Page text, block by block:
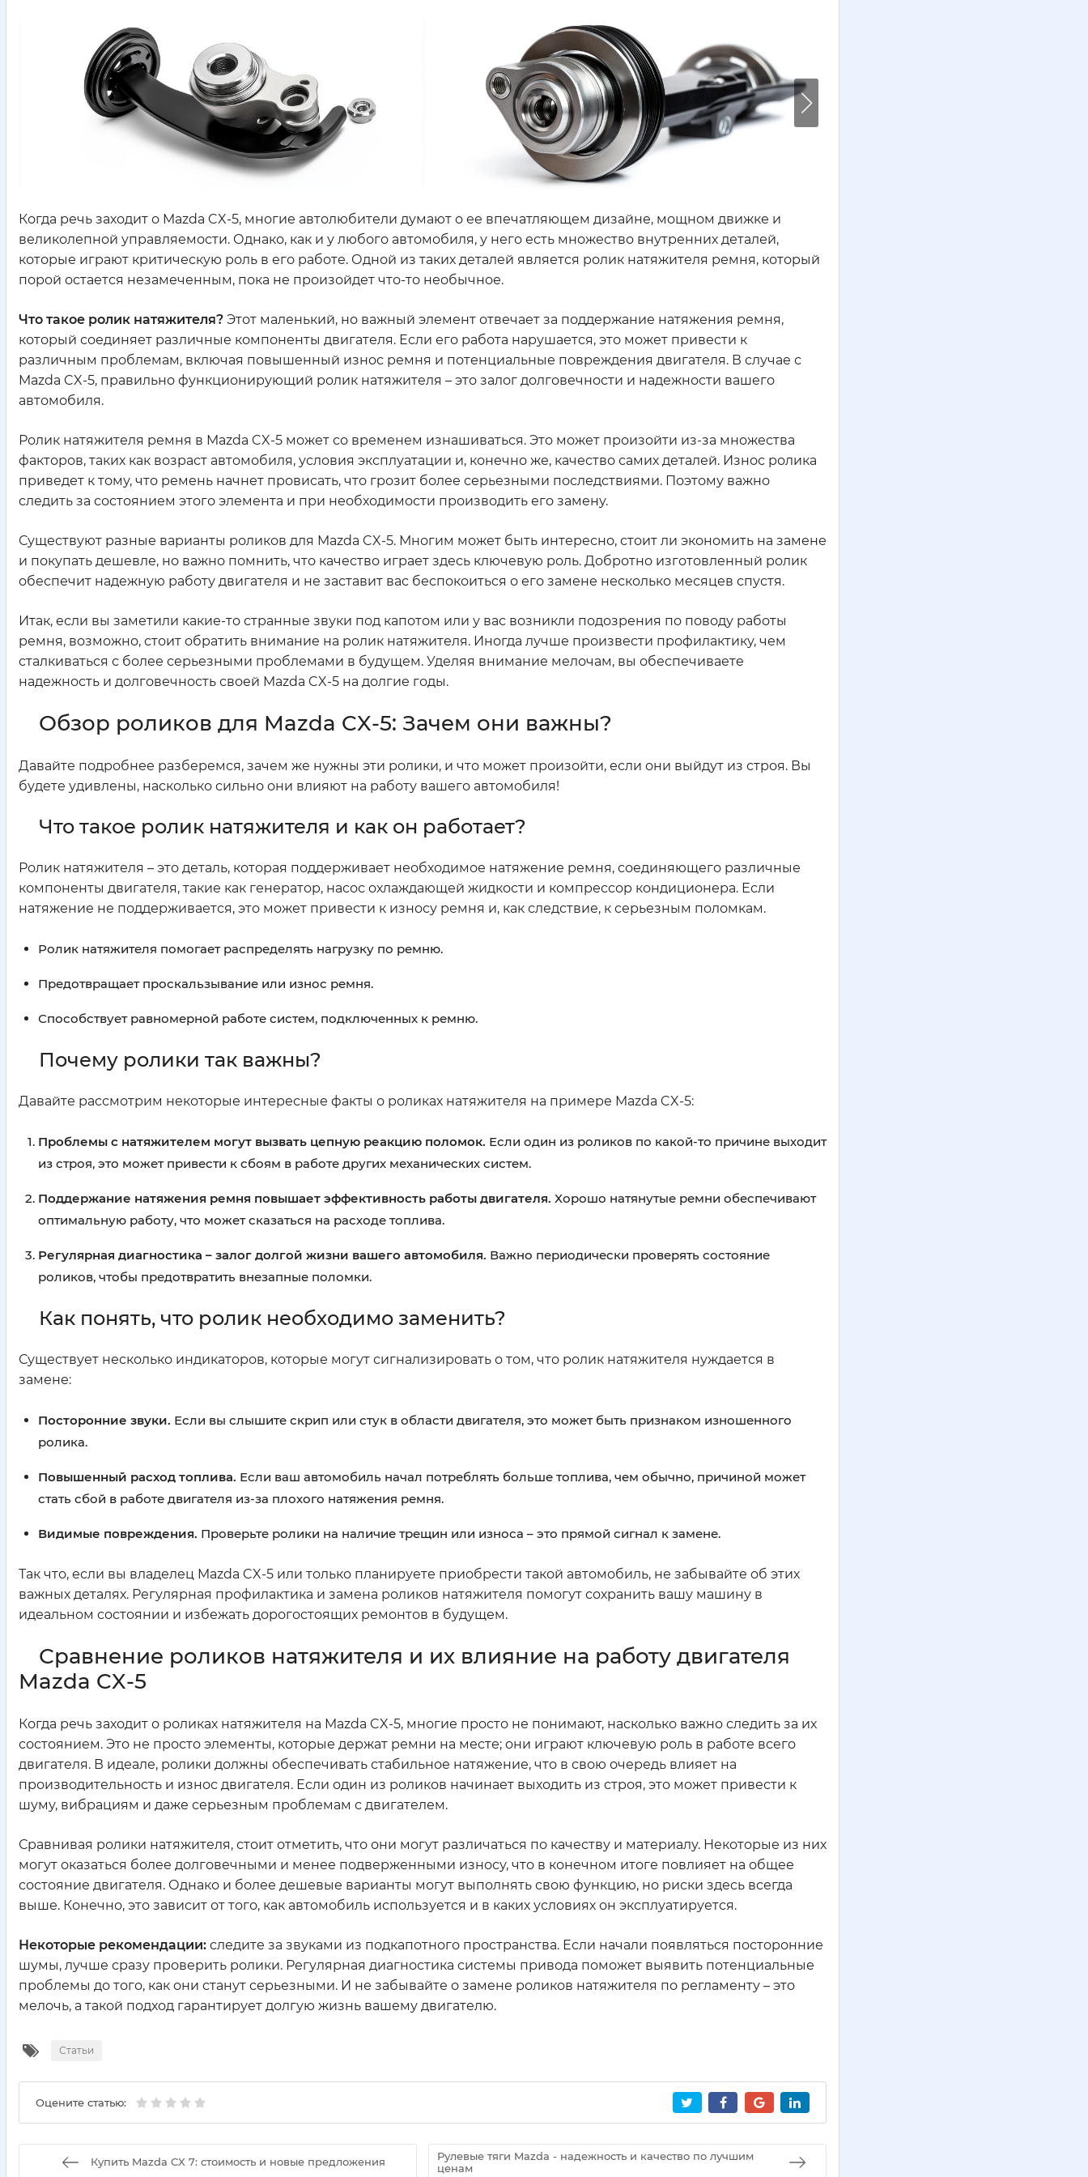
Когда речь заходит о Mazda CX-5, многие автолюбители думают о ее впечатляющем дизайне, мощном движке и
великолепной управляемости. Однако, как и у любого автомобиля, у него есть множество внутренних деталей,
которые играют критическую роль в его работе. Одной из таких деталей является ролик натяжителя ремня, который
порой остается незамеченным, пока не произойдет что-то необычное.
Что такое ролик натяжителя? Этот маленький, но важный элемент отвечает за поддержание натяжения ремня,
который соединяет различные компоненты двигателя. Если его работа нарушается, это может привести к
различным проблемам, включая повышенный износ ремня и потенциальные повреждения двигателя. В случае с
Mazda CX-5, правильно функционирующий ролик натяжителя – это залог долговечности и надежности вашего
автомобиля.
Ролик натяжителя ремня в Mazda CX-5 может со временем изнашиваться. Это может произойти из-за множества
факторов, таких как возраст автомобиля, условия эксплуатации и, конечно же, качество самих деталей. Износ ролика
приведет к тому, что ремень начнет провисать, что грозит более серьезными последствиями. Поэтому важно
следить за состоянием этого элемента и при необходимости производить его замену.
Существуют разные варианты роликов для Mazda CX-5. Многим может быть интересно, стоит ли экономить на замене
и покупать дешевле, но важно помнить, что качество играет здесь ключевую роль. Добротно изготовленный ролик
обеспечит надежную работу двигателя и не заставит вас беспокоиться о его замене несколько месяцев спустя.
Итак, если вы заметили какие-то странные звуки под капотом или у вас возникли подозрения по поводу работы
ремня, возможно, стоит обратить внимание на ролик натяжителя. Иногда лучше произвести профилактику, чем
сталкиваться с более серьезными проблемами в будущем. Уделяя внимание мелочам, вы обеспечиваете
надежность и долговечность своей Mazda CX-5 на долгие годы.
Обзор роликов для Mazda CX-5: Зачем они важны?
Давайте подробнее разберемся, зачем же нужны эти ролики, и что может произойти, если они выйдут из строя. Вы
будете удивлены, насколько сильно они влияют на работу вашего автомобиля!
Что такое ролик натяжителя и как он работает?
Ролик натяжителя – это деталь, которая поддерживает необходимое натяжение ремня, соединяющего различные
компоненты двигателя, такие как генератор, насос охлаждающей жидкости и компрессор кондиционера. Если
натяжение не поддерживается, это может привести к износу ремня и, как следствие, к серьезным поломкам.
Ролик натяжителя помогает распределять нагрузку по ремню.
Предотвращает проскальзывание или износ ремня.
Способствует равномерной работе систем, подключенных к ремню.
Почему ролики так важны?
Давайте рассмотрим некоторые интересные факты о роликах натяжителя на примере Mazda CX-5:
Проблемы с натяжителем могут вызвать цепную реакцию поломок. Если один из роликов по какой-то причине выходит
из строя, это может привести к сбоям в работе других механических систем.
Поддержание натяжения ремня повышает эффективность работы двигателя. Хорошо натянутые ремни обеспечивают
оптимальную работу, что может сказаться на расходе топлива.
Регулярная диагностика – залог долгой жизни вашего автомобиля. Важно периодически проверять состояние
роликов, чтобы предотвратить внезапные поломки.
Как понять, что ролик необходимо заменить?
Существует несколько индикаторов, которые могут сигнализировать о том, что ролик натяжителя нуждается в
замене:
Посторонние звуки. Если вы слышите скрип или стук в области двигателя, это может быть признаком изношенного
ролика.
Повышенный расход топлива. Если ваш автомобиль начал потреблять больше топлива, чем обычно, причиной может
стать сбой в работе двигателя из-за плохого натяжения ремня.
Видимые повреждения. Проверьте ролики на наличие трещин или износа – это прямой сигнал к замене.
Так что, если вы владелец Mazda CX-5 или только планируете приобрести такой автомобиль, не забывайте об этих
важных деталях. Регулярная профилактика и замена роликов натяжителя помогут сохранить вашу машину в
идеальном состоянии и избежать дорогостоящих ремонтов в будущем.
Сравнение роликов натяжителя и их влияние на работу двигателя
Mazda CX-5
Когда речь заходит о роликах натяжителя на Mazda CX-5, многие просто не понимают, насколько важно следить за их
состоянием. Это не просто элементы, которые держат ремни на месте; они играют ключевую роль в работе всего
двигателя. В идеале, ролики должны обеспечивать стабильное натяжение, что в свою очередь влияет на
производительность и износ двигателя. Если один из роликов начинает выходить из строя, это может привести к
шуму, вибрациям и даже серьезным проблемам с двигателем.
Сравнивая ролики натяжителя, стоит отметить, что они могут различаться по качеству и материалу. Некоторые из них
могут оказаться более долговечными и менее подверженными износу, что в конечном итоге повлияет на общее
состояние двигателя. Однако и более дешевые варианты могут выполнять свою функцию, но риски здесь всегда
выше. Конечно, это зависит от того, как автомобиль используется и в каких условиях он эксплуатируется.
Некоторые рекомендации: следите за звуками из подкапотного пространства. Если начали появляться посторонние
шумы, лучше сразу проверить ролики. Регулярная диагностика системы привода поможет выявить потенциальные
проблемы до того, как они станут серьезными. И не забывайте о замене роликов натяжителя по регламенту – это
мелочь, а такой подход гарантирует долгую жизнь вашему двигателю.
Статьи
Оцените статью:
Купить Mazda CX 7: стоимость и новые предложения
Рулевые тяги Mazda - надежность и качество по лучшим
ценам